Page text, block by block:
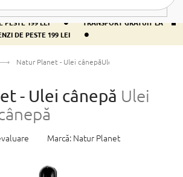
COMENZI DE PESTE 199 LEI •
TRANSPORT
PESTE 199 LEI
•
TRANSPORT GRATUIT LA
DE PESTE 199 LEI
•
Natur Planet - Ulei cânepăUlei natural de cânepă
- Ulei cânepă Ulei
Marcă: Natur Planet